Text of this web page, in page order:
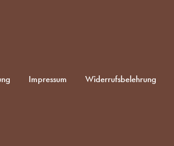
Impressum Widerrufsbelehrung